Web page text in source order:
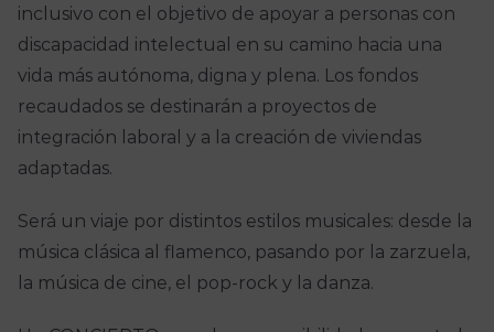
inclusivo con el objetivo de apoyar a personas con
discapacidad intelectual en su camino hacia una
vida más autónoma, digna y plena. Los fondos
recaudados se destinarán a proyectos de
integración laboral y a la creación de viviendas
adaptadas.
Será un viaje por distintos estilos musicales: desde la
música clásica al flamenco, pasando por la zarzuela,
la música de cine, el pop-rock y la danza.